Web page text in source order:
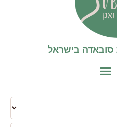
סובאדה בישראל​